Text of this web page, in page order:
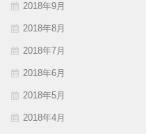
2018年9月
2018年8月
2018年7月
2018年6月
2018年5月
2018年4月